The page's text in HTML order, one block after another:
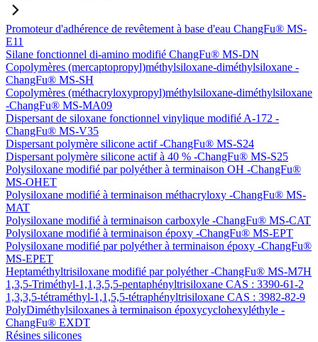
Promoteur d'adhérence de revêtement à base d'eau ChangFu® MS-
E11
Silane fonctionnel di-amino modifié ChangFu® MS-DN
Copolymères (mercaptopropyl)méthylsiloxane-diméthylsiloxane -
ChangFu® MS-SH
Copolymères (méthacryloxypropyl)méthylsiloxane-diméthylsiloxane
-ChangFu® MS-MA09
Dispersant de siloxane fonctionnel vinylique modifié A-172 -
ChangFu® MS-V35
Dispersant polymère silicone actif -ChangFu® MS-S24
Dispersant polymère silicone actif à 40 % -ChangFu® MS-S25
Polysiloxane modifié par polyéther à terminaison OH -ChangFu®
MS-OHET
Polysiloxane modifié à terminaison méthacryloxy -ChangFu® MS-
MAT
Polysiloxane modifié à terminaison carboxyle -ChangFu® MS-CAT
Polysiloxane modifié à terminaison époxy -ChangFu® MS-EPT
Polysiloxane modifié par polyéther à terminaison époxy -ChangFu®
MS-EPET
Heptaméthyltrisiloxane modifié par polyéther -ChangFu® MS-M7H
1,3,5-Triméthyl-1,1,3,5,5-pentaphényltrisiloxane CAS : 3390-61-2
1,3,3,5-tétraméthyl-1,1,5,5-tétraphényltrisiloxane CAS : 3982-82-9
PolyDiméthylsiloxanes à terminaison époxycyclohexyléthyle -
ChangFu® EXDT
Résines silicones